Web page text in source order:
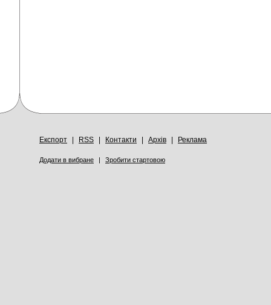
Експорт RSS Контакти Архів Реклама
Додати в вибране | Зробити стартовою